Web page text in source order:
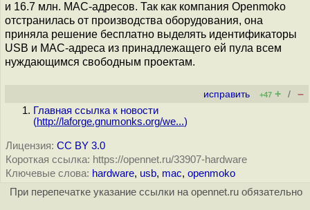
и 16.7 млн. MAC-адресов. Так как компания Openmoko
отстранилась от производства оборудования, она
приняла решение бесплатно выделять идентификаторы
USB и MAC-адреса из принадлежащего ей пула всем
нуждающимся свободным проектам.
исправить +47 + / –
Главная ссылка к новости
(http://laforge.gnumonks.org/we...)
Лицензия: CC BY 3.0
Короткая ссылка: https://opennet.ru/33907-hardware
Ключевые слова: hardware, usb, mac, openmoko
При перепечатке указание ссылки на opennet.ru обязательно